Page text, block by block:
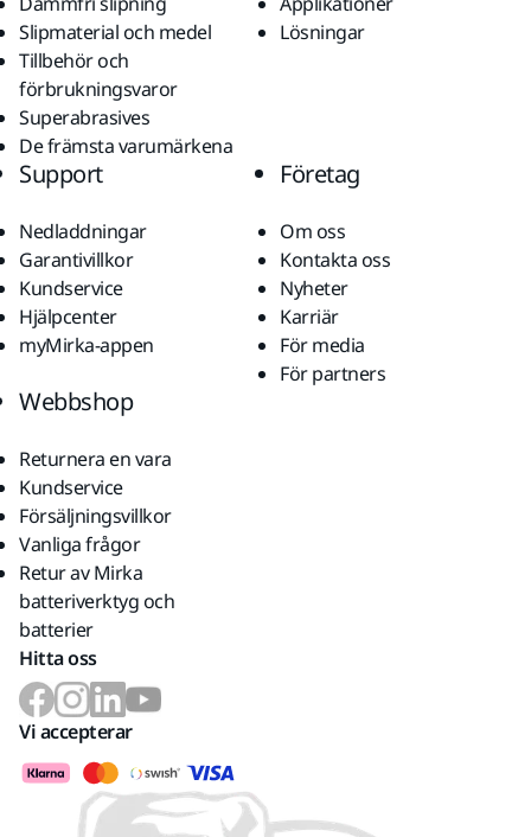
Slipmaterial och medel
Tillbehör och
förbrukningsvaror
Superabrasives
De främsta varumärkena
Lösningar
Support
Nedladdningar
Garantivillkor
Kundservice
Hjälpcenter
myMirka-appen
Företag
Om oss
Kontakta oss
Nyheter
Karriär
För media
För partners
Webbshop
Returnera en vara
Kundservice
Försäljningsvillkor
Vanliga frågor
Retur av Mirka
batteriverktyg och
batterier
Hitta oss
Vi accepterar